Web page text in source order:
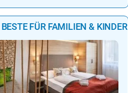
8
FÜR FAMILIEN & KINDER